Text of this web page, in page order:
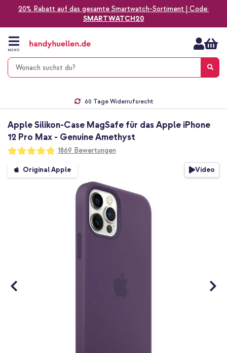
20% Rabatt auf das gesamte Smartwatch-Sortiment | Code:
SMARTWATCH20
Zum
Inhalt
springen
MENÜ
60 Tage Widerrufsrecht
Apple Silikon-Case MagSafe für das Apple iPhone
12 Pro Max - Genuine Amethyst
Bewertung:
96
100
1869 Bewertungen
Zum
Ende
Original Apple Video